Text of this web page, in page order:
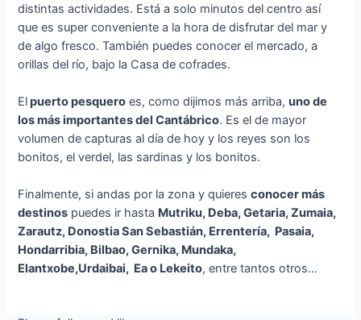
distintas actividades. Está a solo minutos del centro así
que es super conveniente a la hora de disfrutar del mar y
de algo fresco. También puedes conocer el mercado, a
orillas del río, bajo la Casa de cofrades.
Elpuerto pesquero es, como dijimos más arriba,uno de
los más importantes del Cantábrico. Es el de mayor
volumen de capturas al día de hoy y los reyes son los
bonitos, el verdel, las sardinas y los bonitos.
Finalmente, si andas por la zona y quieresconocer más
destinos puedes ir hasta Mutriku, Deba, Getaria, Zumaia,
Zarautz, Donostia San Sebastián, Errentería, Pasaia,
Hondarribia, Bilbao, Gernika, Mundaka,
Elantxobe,Urdaibai, Ea o Lekeito, entre tantos otros…